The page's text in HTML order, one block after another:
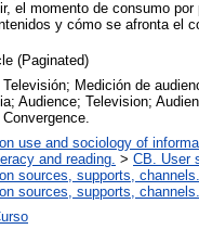
el momento de consumo
y cómo se afronta el
(Paginated)
Medición de
Audience; Television;
use and sociology of
and reading. > CB. User
sources, supports, channels.
sources, supports, channels.